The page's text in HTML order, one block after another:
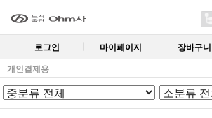
로그인 마이페이지 장바구니
개인결제용